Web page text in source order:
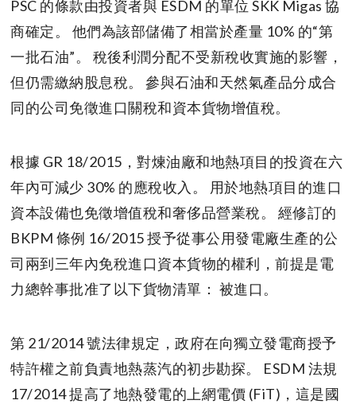
PSC 的條款由投資者與 ESDM 的單位 SKK Migas 協
商確定。 他們為該部儲備了相當於產量 10% 的“第
一批石油”。 稅後利潤分配不受新稅收實施的影響，
但仍需繳納股息稅。 參與石油和天然氣產品分成合
同的公司免徵進口關稅和資本貨物增值稅。
根據 GR 18/2015，對煉油廠和地熱項目的投資在六
年內可減少 30% 的應稅收入。 用於地熱項目的進口
資本設備也免徵增值稅和奢侈品營業稅。 經修訂的
BKPM 條例 16/2015 授予從事公用發電廠生產的公
司兩到三年內免稅進口資本貨物的權利，前提是電
力總幹事批准了以下貨物清單： 被進口。
第 21/2014 號法律規定，政府在向獨立發電商授予
特許權之前負責地熱蒸汽的初步勘探。 ESDM 法規
17/2014 提高了地熱發電的上網電價 (FiT)，這是國